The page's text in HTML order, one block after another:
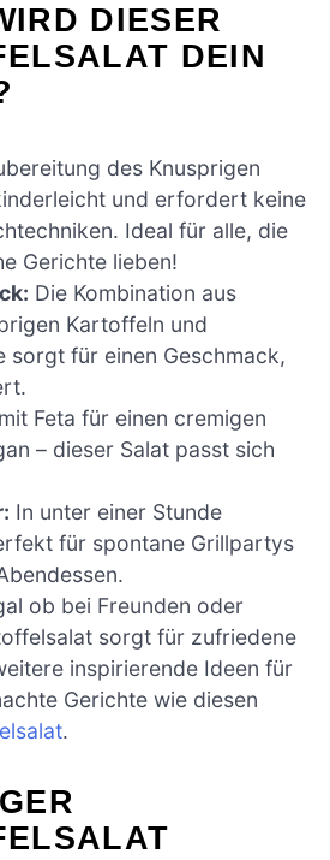
DIESER
DEIN
des Knusprigen
und erfordert keine
Ideal für alle, die
Gerichte lieben!
Die Kombination aus
Kartoffeln und
sorgt für einen Geschmack,
Feta für einen cremigen
– dieser Salat passt sich
In unter einer Stunde
für spontane Grillpartys
ob bei Freunden oder
sorgt für zufriedene
inspirierende Ideen für
Gerichte wie diesen
.